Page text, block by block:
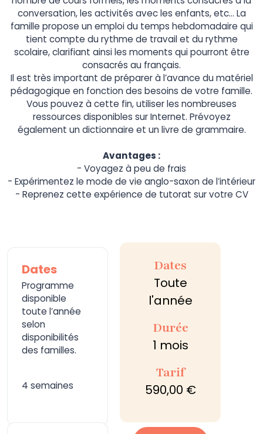
conversation, les activités avec les enfants, etc… La
famille propose un emploi du temps hebdomadaire qui
tient compte du rythme de travail et du rythme
scolaire, clarifiant ainsi les moments qui pourront être
consacrés au français.
Il est très important de préparer à l’avance du matériel
pédagogique en fonction des besoins de votre famille.
Vous pouvez à cette fin, utiliser les nombreuses
ressources disponibles sur Internet. Prévoyez
également un dictionnaire et un livre de grammaire.
Avantages :
- Voyagez à peu de frais
- Expérimentez le mode de vie anglo-saxon de l’intérieur
- Reprenez cette expérience de tutorat sur votre CV
Dates
Programme
disponible
toute l’année
selon
disponibilités
des familles.
4 semaines
Dates
Toute
l'année
Durée
1 mois
Tarif
590,00 €